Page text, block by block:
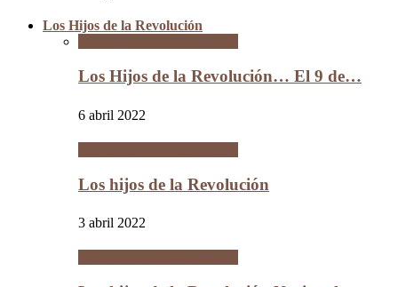
Los Hijos de la Revolución
Los Hijos de la Revolución… El 9 de…
6 abril 2022
Los hijos de la Revolución
3 abril 2022